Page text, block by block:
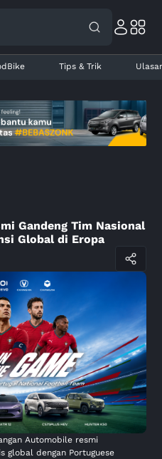
Tips & Trik
Gandeng Tim Nasional
Global di Eropa
Automobile resmi
global dengan Portuguese